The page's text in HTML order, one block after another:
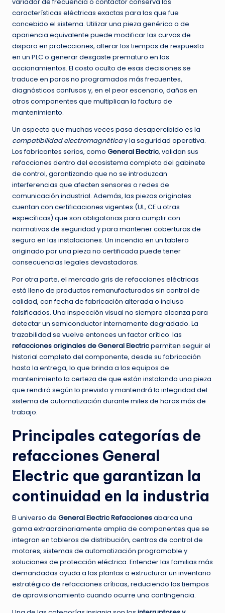
variador de frecuencia o contactor conserva las
características eléctricas exactas para las que fue
concebido el sistema. Utilizar una pieza genérica o de
apariencia equivalente puede modificar las curvas de
disparo en protecciones, alterar los tiempos de respuesta
en un PLC o generar desgaste prematuro en los
accionamientos. El costo oculto de esas decisiones se
traduce en paros no programados más frecuentes,
diagnósticos confusos y, en el peor escenario, daños en
otros componentes que multiplican la factura de
mantenimiento.
Un aspecto que muchas veces pasa desapercibido es la
compatibilidad electromagnéticay la seguridad operativa.
Los fabricantes serios, como General Electric, validan sus
refacciones dentro del ecosistema completo del gabinete
de control, garantizando que no se introduzcan
interferencias que afecten sensores o redes de
comunicación industrial. Además, las piezas originales
cuentan con certificaciones vigentes (UL, CE u otras
específicas) que son obligatorias para cumplir con
normativas de seguridad y para mantener coberturas de
seguro en las instalaciones. Un incendio en un tablero
originado por una pieza no certificada puede tener
consecuencias legales devastadoras.
Por otra parte, el mercado gris de refacciones eléctricas
está lleno de productos remanufacturados sin control de
calidad, con fecha de fabricación alterada o incluso
falsificados. Una inspección visual no siempre alcanza para
detectar un semiconductor internamente degradado. La
trazabilidad se vuelve entonces un factor crítico: las
refacciones originales de General Electricpermiten seguir el
historial completo del componente, desde su fabricación
hasta la entrega, lo que brinda a los equipos de
mantenimiento la certeza de que están instalando una pieza
que rendirá según lo previsto y mantendrá la integridad del
sistema de automatización durante miles de horas más de
trabajo.
Principales categorías de
refacciones General
Electric que garantizan la
continuidad en la industria
El universo de General Electric Refaccionesabarca una
gama extraordinariamente amplia de componentes que se
integran en tableros de distribución, centros de control de
motores, sistemas de automatización programable y
soluciones de protección eléctrica. Entender las familias más
demandadas ayuda a las plantas a estructurar un inventario
estratégico de refacciones críticas, reduciendo los tiempos
de aprovisionamiento cuando ocurre una contingencia.